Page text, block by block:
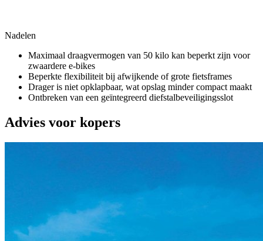
Nadelen
Maximaal draagvermogen van 50 kilo kan beperkt zijn voor
zwaardere e-bikes
Beperkte flexibiliteit bij afwijkende of grote fietsframes
Drager is niet opklapbaar, wat opslag minder compact maakt
Ontbreken van een geïntegreerd diefstalbeveiligingsslot
Advies voor kopers